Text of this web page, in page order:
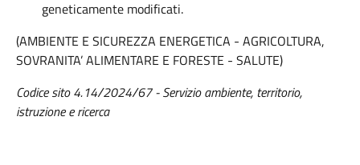
geneticamente modificati.
(AMBIENTE E SICUREZZA ENERGETICA - AGRICOLTURA,
SOVRANITA’ ALIMENTARE E FORESTE - SALUTE)
Codice sito 4.14/2024/67 -Servizio ambiente, territorio,
istruzione e ricerca